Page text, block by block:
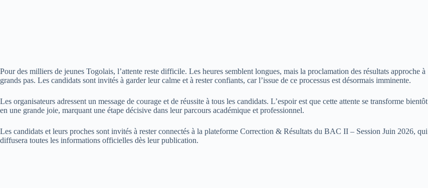
Pour des milliers de jeunes Togolais, l’attente reste difficile. Les heures semblent longues, mais la proclamation des résultats approche à
grands pas. Les candidats sont invités à garder leur calme et à rester confiants, car l’issue de ce processus est désormais imminente.
Les organisateurs adressent un message de courage et de réussite à tous les candidats. L’espoir est que cette attente se transforme bientôt
en une grande joie, marquant une étape décisive dans leur parcours académique et professionnel.
Les candidats et leurs proches sont invités à rester connectés à la plateforme Correction & Résultats du BAC II – Session Juin 2026, qui
diffusera toutes les informations officielles dès leur publication.